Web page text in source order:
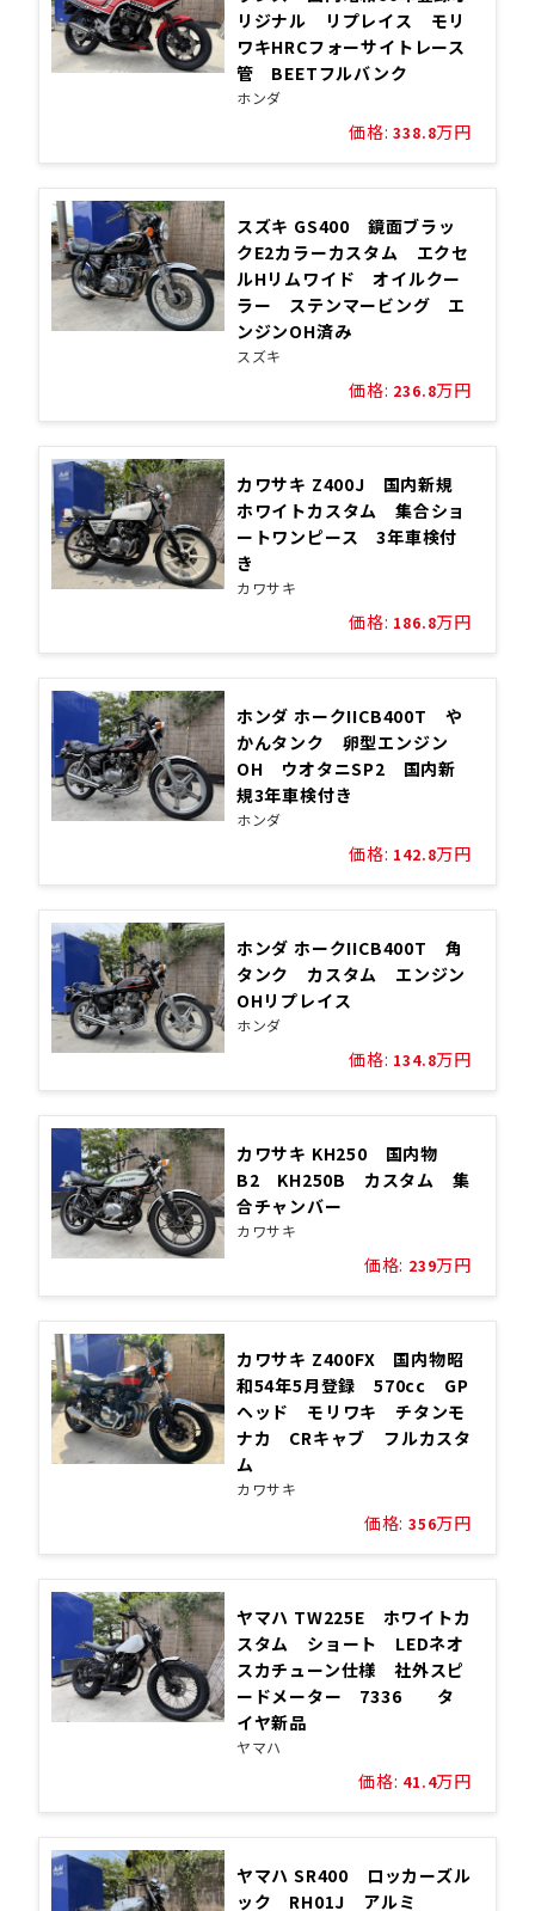
リジナル リプレイス モリ
ワキHRCフォーサイトレース
管 BEETフルバンク
ホンダ
価格: 338.8万円
スズキ GS400 鏡面ブラッ
クE2カラーカスタム エクセ
ルHリムワイド オイルクー
ラー ステンマービング エ
ンジンOH済み
スズキ
価格: 236.8万円
カワサキ Z400J 国内新規
ホワイトカスタム 集合ショ
ートワンピース 3年車検付
き
カワサキ
価格: 186.8万円
ホンダ ホークIICB400T や
かんタンク 卵型エンジン
OH ウオタニSP2 国内新
規3年車検付き
ホンダ
価格: 142.8万円
ホンダ ホークIICB400T 角
タンク カスタム エンジン
OHリプレイス
ホンダ
価格: 134.8万円
カワサキ KH250 国内物
B2 KH250B カスタム 集
合チャンバー
カワサキ
価格: 239万円
カワサキ Z400FX 国内物昭
和54年5月登録 570cc GP
ヘッド モリワキ チタンモ
ナカ CRキャブ フルカスタ
ム
カワサキ
価格: 356万円
ヤマハ TW225E ホワイトカ
スタム ショート LEDネオ
スカチューン仕様 社外スピ
ードメーター 7336 タ
イヤ新品
ヤマハ
価格: 41.4万円
ヤマハ SR400 ロッカーズル
ック RH01J アルミ